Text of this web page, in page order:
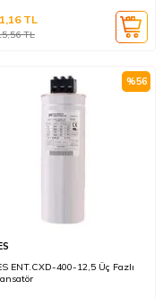
TL
TL
%56
ENT.CXD-400-12,5 Üç Fazlı